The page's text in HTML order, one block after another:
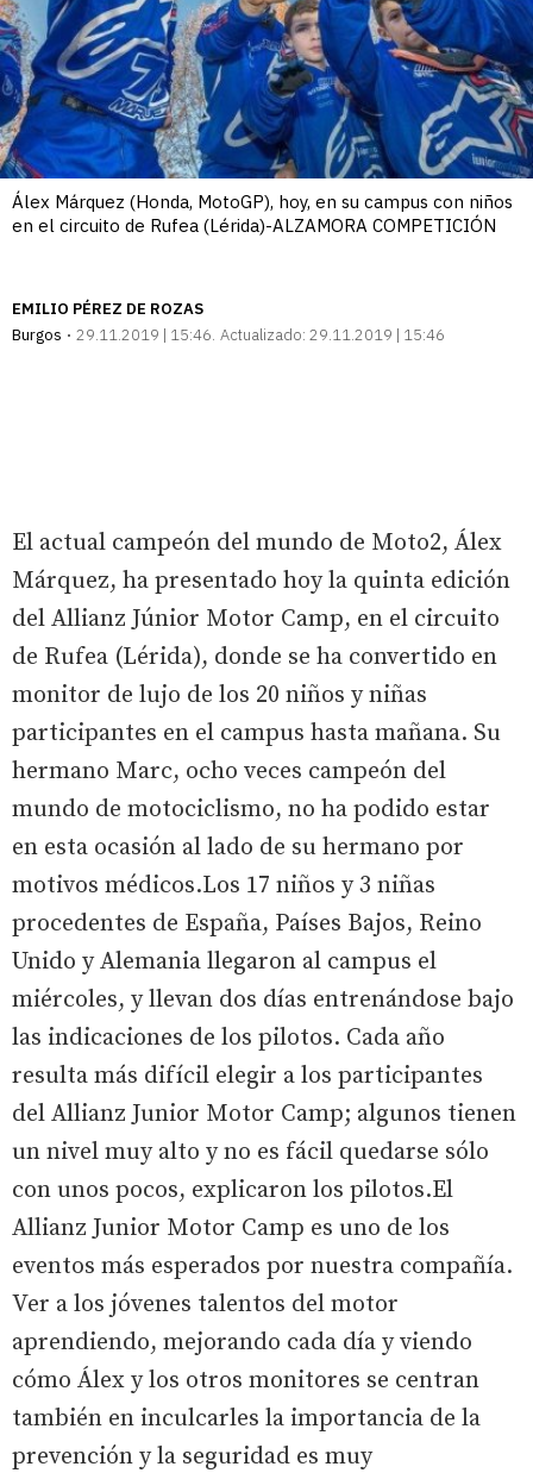
Álex Márquez (Honda, MotoGP), hoy, en su campus con niños
en el circuito de Rufea (Lérida)-ALZAMORA COMPETICIÓN
EMILIO PÉREZ DE ROZAS
Burgos
29.11.2019 | 15:46 Actualizado: 29.11.2019 | 15:46
El actual campeón del mundo de Moto2, Álex
Márquez, ha presentado hoy la quinta edición
del Allianz Júnior Motor Camp, en el circuito
de Rufea (Lérida), donde se ha convertido en
monitor de lujo de los 20 niños y niñas
participantes en el campus hasta mañana. Su
hermano Marc, ocho veces campeón del
mundo de motociclismo, no ha podido estar
en esta ocasión al lado de su hermano por
motivos médicos.Los 17 niños y 3 niñas
procedentes de España, Países Bajos, Reino
Unido y Alemania llegaron al campus el
miércoles, y llevan dos días entrenándose bajo
las indicaciones de los pilotos. Cada año
resulta más difícil elegir a los participantes
del Allianz Junior Motor Camp; algunos tienen
un nivel muy alto y no es fácil quedarse sólo
con unos pocos, explicaron los pilotos.El
Allianz Junior Motor Camp es uno de los
eventos más esperados por nuestra compañía.
Ver a los jóvenes talentos del motor
aprendiendo, mejorando cada día y viendo
cómo Álex y los otros monitores se centran
también en inculcarles la importancia de la
prevención y la seguridad es muy